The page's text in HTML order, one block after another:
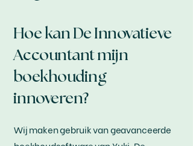
Hoe kan De Innovatieve
Accountant mijn
boekhouding
innoveren?
Wij maken gebruik van geavanceerde